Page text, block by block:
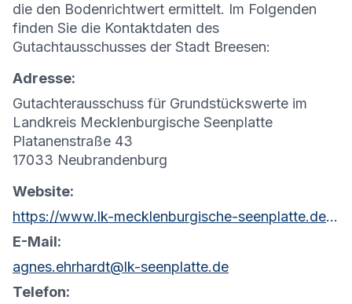
die den Bodenrichtwert ermittelt. Im Folgenden
finden Sie die Kontaktdaten des
Gutachtausschusses der Stadt Breesen:
Adresse:
Gutachterausschuss für Grundstückswerte im
Landkreis Mecklenburgische Seenplatte
Platanenstraße 43
17033 Neubrandenburg
Website:
https://www.lk-mecklenburgische-seenplatte.de/Aktuelles/Formulare/Soziales/Gesch%C3%A4ftsstelle-des-Gutachterausschusses.php?object=tx,2761.5.1&ModID=7&FID=2037.380.1&NavID=2761.81&La=1
E-Mail:
agnes.ehrhardt@lk-seenplatte.de
Telefon: